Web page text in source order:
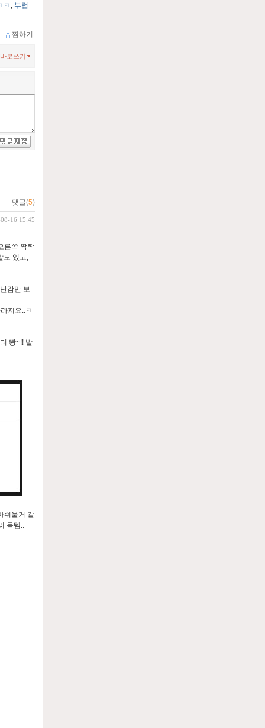
ㅋ 부럽
찜하기
로쓰기
댓글(5)
16 15:45
른쪽 짝짝
도 있고,
감만 보
지요..ㅋ
뙁~!! 발
쉬울거 같
득템..